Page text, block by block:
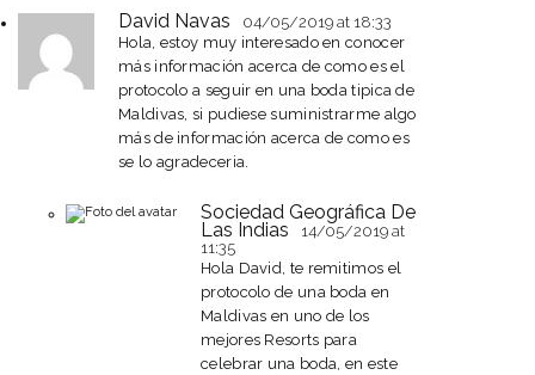
David Navas 04/05/2019 at 18:33
Hola, estoy muy interesado en conocer
más información acerca de como es el
protocolo a seguir en una boda tipica de
Maldivas, si pudiese suministrarme algo
más de información acerca de como es
se lo agradeceria.
Sociedad Geográfica De
Las Indias 14/05/2019 at
11:35
Hola David, te remitimos el
protocolo de una boda en
Maldivas en uno de los
mejores Resorts para
celebrar una boda, en este